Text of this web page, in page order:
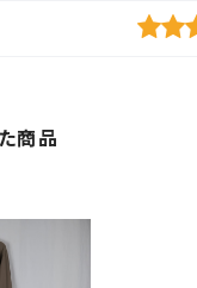
商品